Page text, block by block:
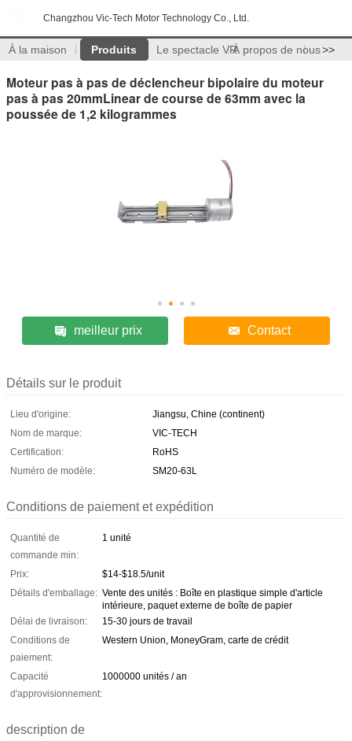
Changzhou Vic-Tech Motor Technology Co., Ltd.
À la maison Produits Le spectacle VRÀ propos de nous>>
Moteur pas à pas de déclencheur bipolaire du moteur
pas à pas 20mmLinear de course de 63mm avec la
poussée de 1,2 kilogrammes
meilleur prix Contact
Détails sur le produit
Lieu d'origine:
Jiangsu, Chine (continent)
Nom de marque:
VIC-TECH
Certification:
RoHS
Numéro de modèle:
SM20-63L
Conditions de paiement et expédition
Quantité de
commande min:
1 unité
Prix:
$14-$18.5/unit
Détails d'emballage: Vente des unités : Boîte en plastique simple d'article
intérieure, paquet externe de boîte de papier
Délai de livraison:
15-30 jours de travail
Conditions de
paiement:
Western Union, MoneyGram, carte de crédit
Capacité
d'approvisionnement:
1000000 unités / an
description de